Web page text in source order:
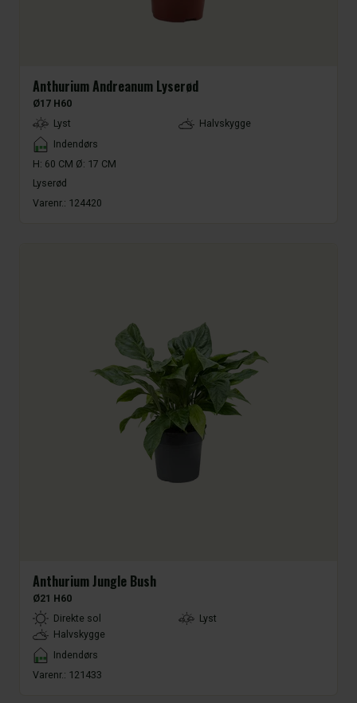
Anthurium Andreanum Lyserød
Ø17 H60
LightType
Lyst
Halvskygge
Placement
Indendørs
H: 60 CM Ø: 17 CM
Lyserød
Varenr.: 124420
Anthurium Jungle Bush
Ø21 H60
LightTypeDirekte sol
Lyst
Halvskygge
Placement
Indendørs
Varenr.: 121433